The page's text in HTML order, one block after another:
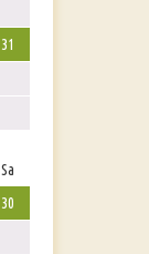
31
Sa
30